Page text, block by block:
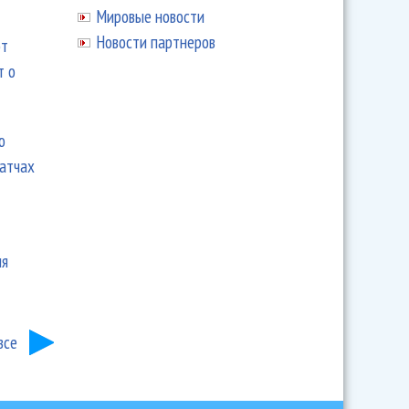
о
Мировые новости
Новости партнеров